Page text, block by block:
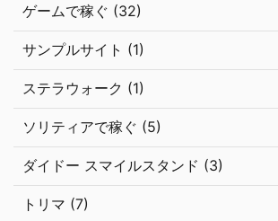
ゲームで稼ぐ (32)
サンプルサイト (1)
ステラウォーク (1)
ソリティアで稼ぐ (5)
ダイドー スマイルスタンド (3)
トリマ (7)